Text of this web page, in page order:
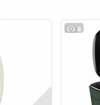
8